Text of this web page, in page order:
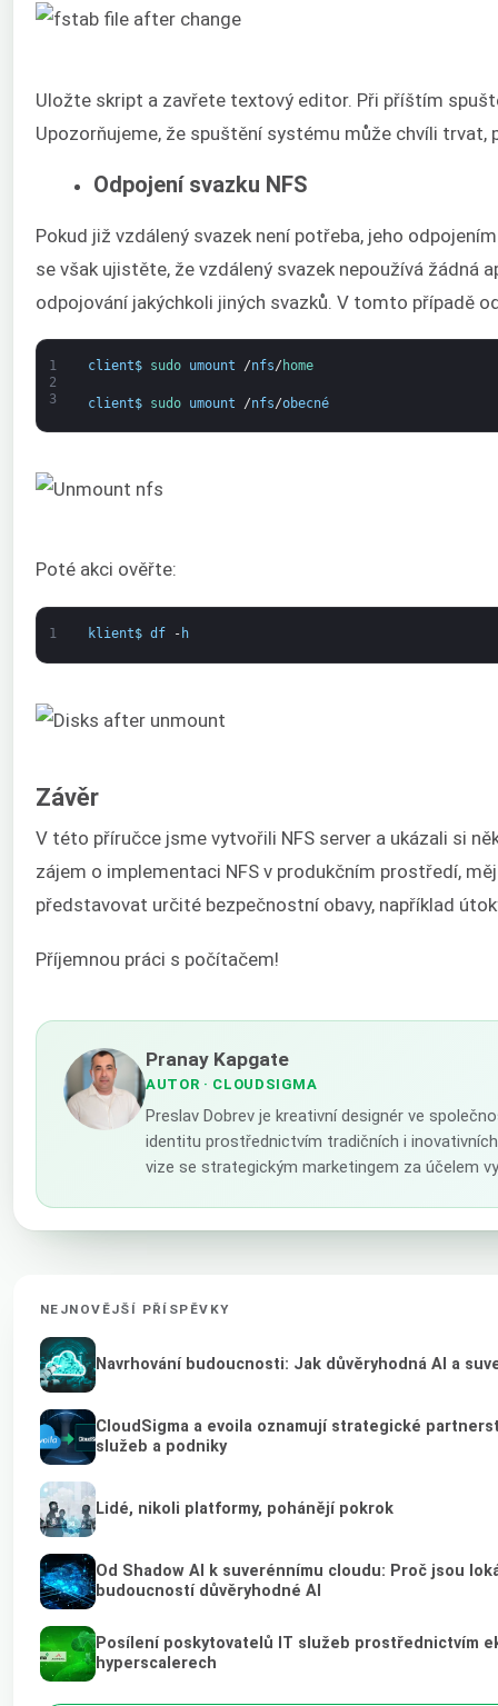
Uložte skript a zavřete textový editor. Při příštím
Upozorňujeme, že spuštění systému může chvíli trvat,
Odpojení svazku NFS
Pokud již vzdálený svazek není potřeba, jeho
se však ujistěte, že vzdálený svazek nepoužívá žádná
odpojování jakýchkoli jiných svazků. V tomto případě
1
2
3
client$ sudo umount /nfs/ home
client$ sudo umount /nfs/obecné
Poté akci ověřte:
1 klient$ df - h
Závěr
V této příručce jsme vytvořili NFS server a ukázali si
zájem o implementaci NFS v produkčním prostředí,
představovat určité bezpečnostní obavy, například
Příjemnou práci s počítačem!
Pranay Kapgate
AUTOR · CLOUDSIGMA
Preslav Dobrev je kreativní designér ve
identitu prostřednictvím tradičních i
vize se strategickým marketingem za účelem
NEJNOVĚJŠÍ PŘÍSPĚVKY
Navrhování budoucnosti: Jak důvěryhodná AI a
CloudSigma a evoila oznamují strategické
služeb a podniky
Lidé, nikoli platformy, pohánějí pokrok
Od Shadow AI k suverénnímu cloudu: Proč jsou
budoucností důvěryhodné AI
Posílení poskytovatelů IT služeb prostřednictvím
hyperscalerech